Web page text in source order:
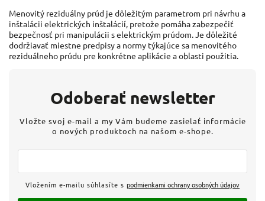
Menovitý reziduálny prúd je dôležitým parametrom pri návrhu a
inštalácii elektrických inštalácií, pretože pomáha zabezpečiť
bezpečnosť pri manipulácii s elektrickým prúdom. Je dôležité
dodržiavať miestne predpisy a normy týkajúce sa menovitého
reziduálneho prúdu pre konkrétne aplikácie a oblasti použitia.
Odoberať newsletter
Vložte svoj e-mail a my Vám budeme zasielať informácie
o nových produktoch na našom e-shope.
Vložením e-mailu súhlasíte s podmienkami ochrany osobných údajov